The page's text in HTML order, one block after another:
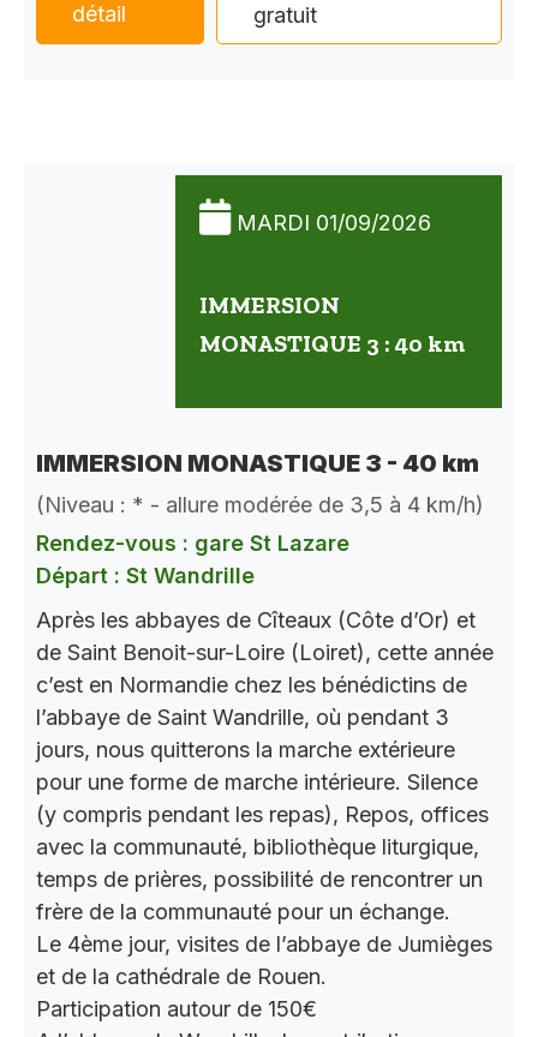
détail
gratuit
MARDI 01/09/2026
IMMERSION
MONASTIQUE 3 : 40 km
IMMERSION MONASTIQUE 3 - 40 km
(Niveau : * - allure modérée de 3,5 à 4 km/h)
Rendez-vous : gare St Lazare
Départ : St Wandrille
Après les abbayes de Cîteaux (Côte d’Or) et
de Saint Benoit-sur-Loire (Loiret), cette année
c’est en Normandie chez les bénédictins de
l’abbaye de Saint Wandrille, où pendant 3
jours, nous quitterons la marche extérieure
pour une forme de marche intérieure. Silence
(y compris pendant les repas), Repos, offices
avec la communauté, bibliothèque liturgique,
temps de prières, possibilité de rencontrer un
frère de la communauté pour un échange.
Le 4ème jour, visites de l’abbaye de Jumièges
et de la cathédrale de Rouen.
Participation autour de 150€